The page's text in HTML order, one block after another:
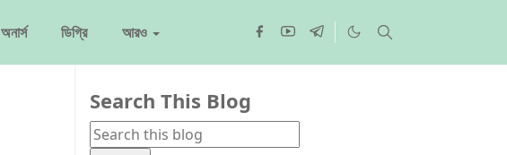
অনার্স ডিগ্রি আরও
Search This Blog